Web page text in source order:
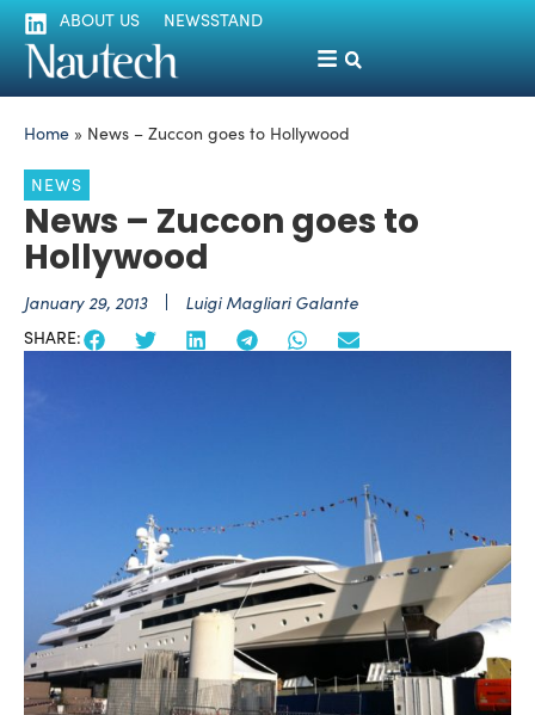
ABOUT US NEWSSTAND
Home » News – Zuccon goes to Hollywood
NEWS
News – Zuccon goes to
Hollywood
January 29, 2013 Luigi Magliari Galante
SHARE: